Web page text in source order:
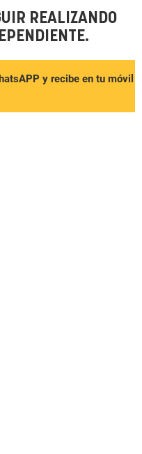
REALIZANDO
y recibe en tu móvil